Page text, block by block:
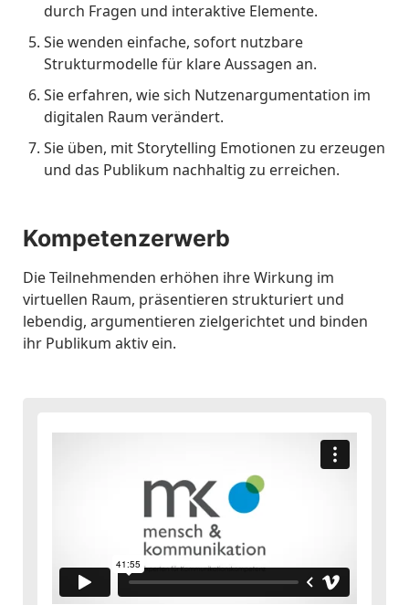
durch Fragen und interaktive Elemente.
Sie wenden einfache, sofort nutzbare
Strukturmodelle für klare Aussagen an.
Sie erfahren, wie sich Nutzenargumentation im
digitalen Raum verändert.
Sie üben, mit Storytelling Emotionen zu erzeugen
und das Publikum nachhaltig zu erreichen.
Kompetenzerwerb
Die Teilnehmenden erhöhen ihre Wirkung im
virtuellen Raum, präsentieren strukturiert und
lebendig, argumentieren zielgerichtet und binden
ihr Publikum aktiv ein.